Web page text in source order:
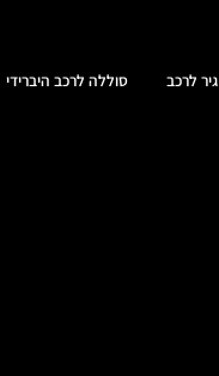
גיר לרכב סוללה לרכב היברידי